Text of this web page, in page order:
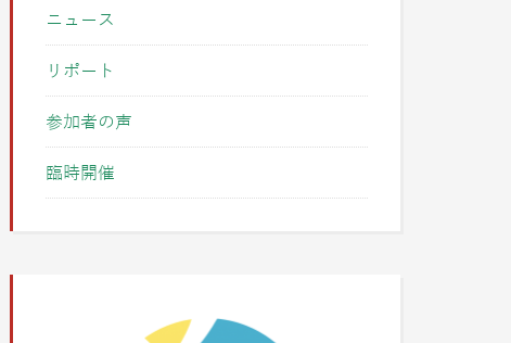
ニュース
リポート
参加者の声
臨時開催